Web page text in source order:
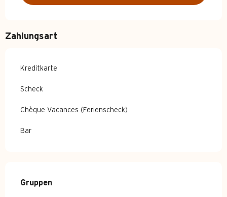
Zahlungsart
Kreditkarte
Scheck
Chèque Vacances (Ferienscheck)
Bar
Gruppen
Gruppen